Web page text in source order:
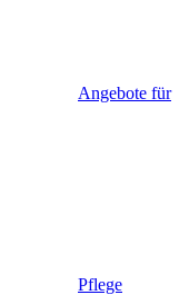
Angebote für
Pflege